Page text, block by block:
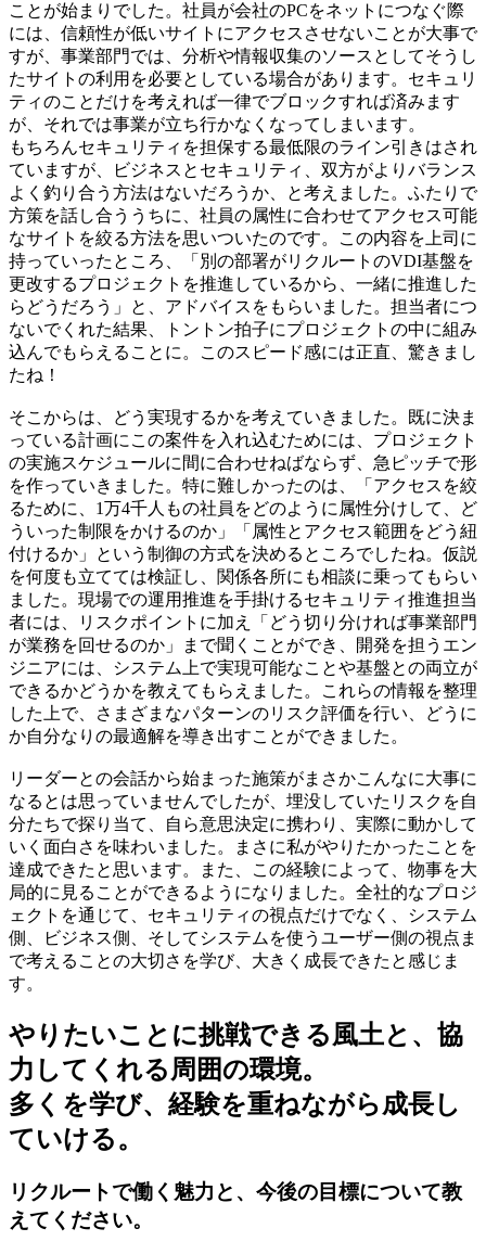
ことが始まりでした。社員が会社のPCをネットにつなぐ際
には、信頼性が低いサイトにアクセスさせないことが大事で
すが、事業部門では、分析や情報収集のソースとしてそうし
たサイトの利用を必要としている場合があります。セキュリ
ティのことだけを考えれば一律でブロックすれば済みます
が、それでは事業が立ち行かなくなってしまいます。
もちろんセキュリティを担保する最低限のライン引きはされ
ていますが、ビジネスとセキュリティ、双方がよりバランス
よく釣り合う方法はないだろうか、と考えました。ふたりで
方策を話し合ううちに、社員の属性に合わせてアクセス可能
なサイトを絞る方法を思いついたのです。この内容を上司に
持っていったところ、「別の部署がリクルートのVDI基盤を
更改するプロジェクトを推進しているから、一緒に推進した
らどうだろう」と、アドバイスをもらいました。担当者につ
ないでくれた結果、トントン拍子にプロジェクトの中に組み
込んでもらえることに。このスピード感には正直、驚きまし
たね！
そこからは、どう実現するかを考えていきました。既に決ま
っている計画にこの案件を入れ込むためには、プロジェクト
の実施スケジュールに間に合わせねばならず、急ピッチで形
を作っていきました。特に難しかったのは、「アクセスを絞
るために、1万4千人もの社員をどのように属性分けして、ど
ういった制限をかけるのか」「属性とアクセス範囲をどう紐
付けるか」という制御の方式を決めるところでしたね。仮説
を何度も立てては検証し、関係各所にも相談に乗ってもらい
ました。現場での運用推進を手掛けるセキュリティ推進担当
者には、リスクポイントに加え「どう切り分ければ事業部門
が業務を回せるのか」まで聞くことができ、開発を担うエン
ジニアには、システム上で実現可能なことや基盤との両立が
できるかどうかを教えてもらえました。これらの情報を整理
した上で、さまざまなパターンのリスク評価を行い、どうに
か自分なりの最適解を導き出すことができました。
リーダーとの会話から始まった施策がまさかこんなに大事に
なるとは思っていませんでしたが、埋没していたリスクを自
分たちで探り当て、自ら意思決定に携わり、実際に動かして
いく面白さを味わいました。まさに私がやりたかったことを
達成できたと思います。また、この経験によって、物事を大
局的に見ることができるようになりました。全社的なプロジ
ェクトを通じて、セキュリティの視点だけでなく、システム
側、ビジネス側、そしてシステムを使うユーザー側の視点ま
で考えることの大切さを学び、大きく成長できたと感じま
す。
やりたいことに挑戦できる風土と、協
力してくれる周囲の環境。
多くを学び、経験を重ねながら成長し
ていける。
リクルートで働く魅力と、今後の目標について教
えてください。